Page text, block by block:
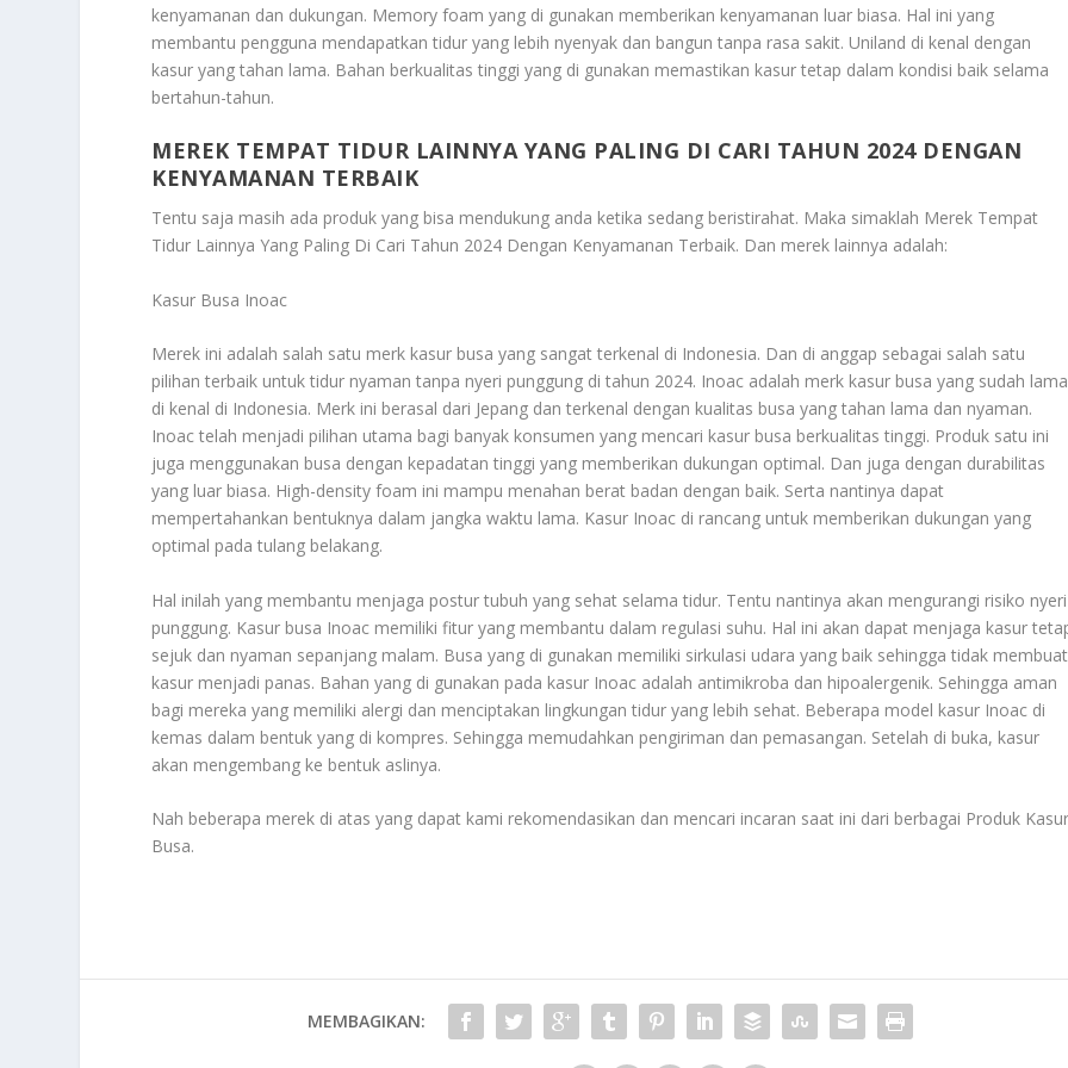
kenyamanan dan dukungan. Memory foam yang di gunakan memberikan kenyamanan luar biasa. Hal ini yang
membantu pengguna mendapatkan tidur yang lebih nyenyak dan bangun tanpa rasa sakit. Uniland di kenal dengan
kasur yang tahan lama. Bahan berkualitas tinggi yang di gunakan memastikan kasur tetap dalam kondisi baik selama
bertahun-tahun.
MEREK TEMPAT TIDUR LAINNYA YANG PALING DI CARI TAHUN 2024 DENGAN
KENYAMANAN TERBAIK
Tentu saja masih ada produk yang bisa mendukung anda ketika sedang beristirahat. Maka simaklah Merek Tempat
Tidur Lainnya Yang Paling Di Cari Tahun 2024 Dengan Kenyamanan Terbaik. Dan merek lainnya adalah:
Kasur Busa Inoac
Merek ini adalah salah satu merk kasur busa yang sangat terkenal di Indonesia. Dan di anggap sebagai salah satu
pilihan terbaik untuk tidur nyaman tanpa nyeri punggung di tahun 2024. Inoac adalah merk kasur busa yang sudah lama
di kenal di Indonesia. Merk ini berasal dari Jepang dan terkenal dengan kualitas busa yang tahan lama dan nyaman.
Inoac telah menjadi pilihan utama bagi banyak konsumen yang mencari kasur busa berkualitas tinggi. Produk satu ini
juga menggunakan busa dengan kepadatan tinggi yang memberikan dukungan optimal. Dan juga dengan durabilitas
yang luar biasa. High-density foam ini mampu menahan berat badan dengan baik. Serta nantinya dapat
mempertahankan bentuknya dalam jangka waktu lama. Kasur Inoac di rancang untuk memberikan dukungan yang
optimal pada tulang belakang.
Hal inilah yang membantu menjaga postur tubuh yang sehat selama tidur. Tentu nantinya akan mengurangi risiko nyeri
punggung. Kasur busa Inoac memiliki fitur yang membantu dalam regulasi suhu. Hal ini akan dapat menjaga kasur
sejuk dan nyaman sepanjang malam. Busa yang di gunakan memiliki sirkulasi udara yang baik sehingga tidak membuat
kasur menjadi panas. Bahan yang di gunakan pada kasur Inoac adalah antimikroba dan hipoalergenik. Sehingga aman
bagi mereka yang memiliki alergi dan menciptakan lingkungan tidur yang lebih sehat. Beberapa model kasur Inoac di
kemas dalam bentuk yang di kompres. Sehingga memudahkan pengiriman dan pemasangan. Setelah di buka, kasur
akan mengembang ke bentuk aslinya.
Nah beberapa merek di atas yang dapat kami rekomendasikan dan mencari incaran saat ini dari berbagai Produk
Busa.
MEMBAGIKAN: